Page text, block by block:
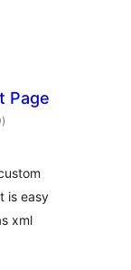
Page
puntuacions
totals
)
is easy
xml